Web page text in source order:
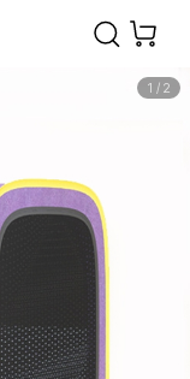
1 / 2